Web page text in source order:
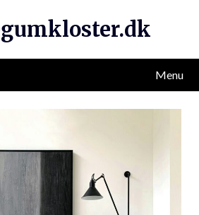
Menu